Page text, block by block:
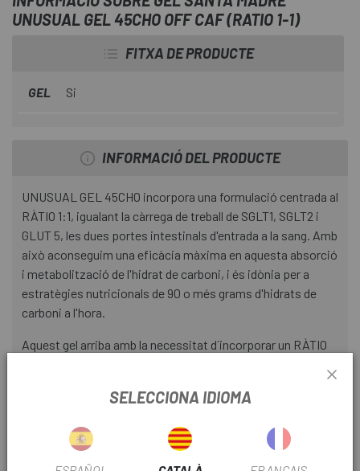
Convertint-se en un gel excepcional per a curses de
running i Trail running i proves d'alta intensitat.
UNUSUAL GEL 45CHO OFF CAF (RATIO 1-1)
FITXA DE PRODUCTE
GEL Si
INFORMACIÓ DEL PRODUCTE
UNUSUAL GEL 45CHO incorpora una formulació centrada al
RÀTIO 1:1, igualant la càrrega de treball de SGLT1, SGLT2 i
GLUT 5, les dues portes intestinals d'entrada a la sang. Amb
això aconseguim una eficàcia màxima en aquesta absorció
i metabolització de l'hidrat de carboni, i és idònia per a
estratègies nutricionals de 90 o més grams d'hidrats de
carboni a l'hora.
Aquest gel arriba amb la necessitat d´incorporar un RÀTIO
esforços on la dificultat d'ingerir aliments és difícil, es
tracta d'un gel molt líquid amb una mida intermèdia i fàcil de
SELECCIONA IDIOMA